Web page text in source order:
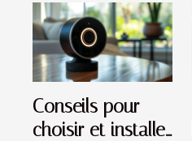
Conseils pour
choisir et installer